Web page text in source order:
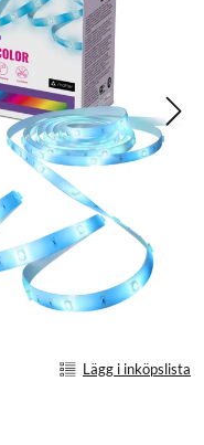
Lägg i inköpslista